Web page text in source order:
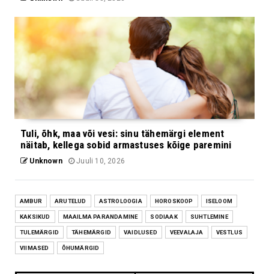
Tuli, õhk, maa või vesi: sinu tähemärgi element
näitab, kellega sobid armastuses kõige paremini
Unknown Juuli 10, 2026
AMBUR ARUTELUD ASTROLOOGIA HOROSKOOP ISELOOM
KAKSIKUD MAAILMA PARANDAMINE SODIAAK SUHTLEMINE
TULEMÄRGID TÄHEMÄRGID VAIDLUSED VEEVALAJA VESTLUS
VIIMASED ÕHUMÄRGID